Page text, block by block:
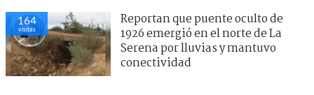
164
visitas
Reportan que puente oculto de
1926 emergió en el norte de La
Serena por lluvias y mantuvo
conectividad